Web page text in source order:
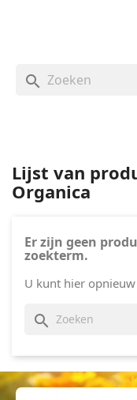
search
Lijst van
Organica
Er zijn geen
zoekterm.
U kunt hier
search